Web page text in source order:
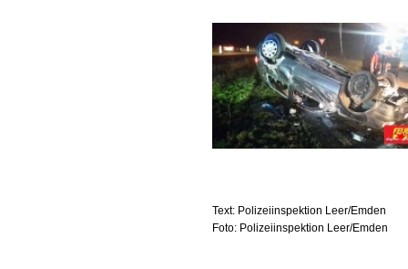
Text: Polizeiinspektion Leer/Emden
Foto: Polizeiinspektion Leer/Emden